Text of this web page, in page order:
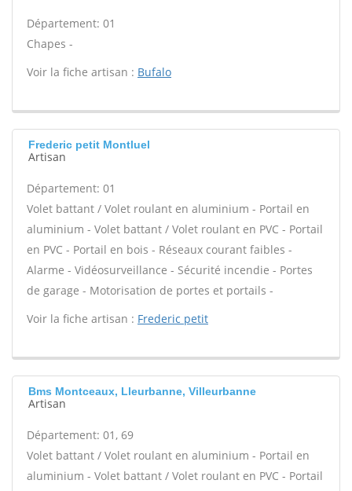
Département: 01
Chapes -
Voir la fiche artisan : Bufalo
Frederic petit Montluel
Artisan
Département: 01
Volet battant / Volet roulant en aluminium - Portail en
aluminium - Volet battant / Volet roulant en PVC - Portail
en PVC - Portail en bois - Réseaux courant faibles -
Alarme - Vidéosurveillance - Sécurité incendie - Portes
de garage - Motorisation de portes et portails -
Voir la fiche artisan : Frederic petit
Bms Montceaux, Lleurbanne, Villeurbanne
Artisan
Département: 01, 69
Volet battant / Volet roulant en aluminium - Portail en
aluminium - Volet battant / Volet roulant en PVC - Portail